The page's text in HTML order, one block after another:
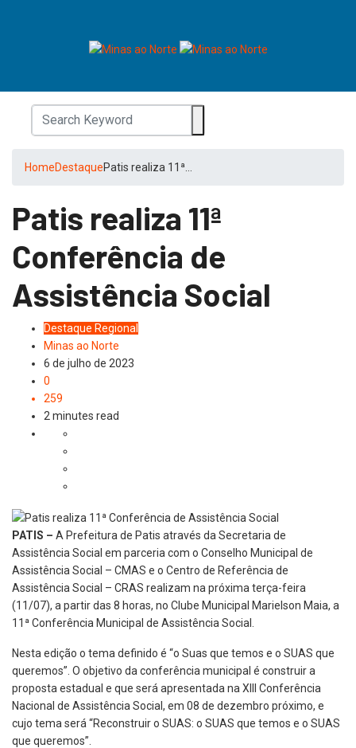
HomeDestaquePatis realiza 11ª…
Patis realiza 11ª
Conferência de
Assistência Social
Destaque Regional
Minas ao Norte
6 de julho de 2023
0
259
2 minutes read
PATIS – A Prefeitura de Patis através da Secretaria de
Assistência Social em parceria com o Conselho Municipal de
Assistência Social – CMAS e o Centro de Referência de
Assistência Social – CRAS realizam na próxima terça-feira
(11/07), a partir das 8 horas, no Clube Municipal Marielson Maia, a
11ª Conferência Municipal de Assistência Social.
Nesta edição o tema definido é “o Suas que temos e o SUAS que
queremos”. O objetivo da conferência municipal é construir a
proposta estadual e que será apresentada na XIII Conferência
Nacional de Assistência Social, em 08 de dezembro próximo, e
cujo tema será “Reconstruir o SUAS: o SUAS que temos e o SUAS
que queremos”.